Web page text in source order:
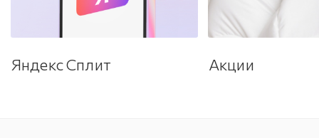
Яндекс Сплит Акции